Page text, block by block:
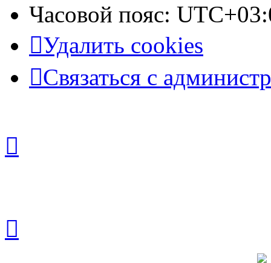
Часовой пояс:
Удалить cookies
Связаться с